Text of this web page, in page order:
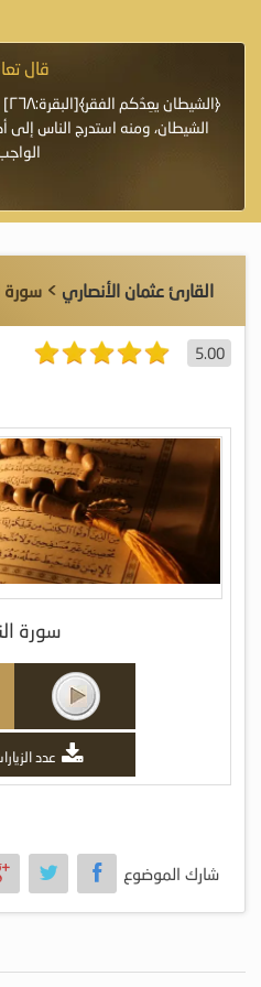
قال
الشيطان، ومنه استدرج الناس إلى
القارئ عثمان الأنصاري > سورة
5.00
سورة
عدد الزيارات
شارك الموضوع